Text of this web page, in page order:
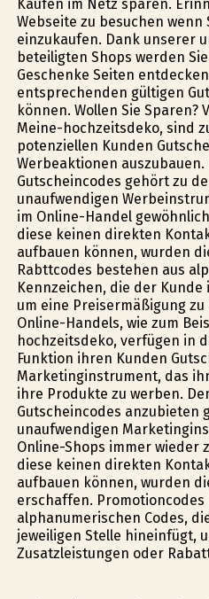
Kaufen im Netz sparen.
Webseite zu besuchen
einzukaufen. Dank unserer
beteiligten Shops werden
Geschenke Seiten
entsprechenden gültigen
können. Wollen Sie Sparen?
Meine-hochzeitsdeko, sind
potenziellen Kunden
Werbeaktionen auszubauen.
Gutscheincodes gehört zu
unaufwendigen
im Online-Handel
diese keinen direkten
aufbauen können, wurden
Rabttcodes bestehen aus
Kennzeichen, die der Kunde
um eine Preisermäßigung zu
Online-Handels, wie zum
hochzeitsdeko, verfügen in
Funktion ihren Kunden
Marketinginstrument, das
ihre Produkte zu werben.
Gutscheincodes anzubieten
unaufwendigen
Online-Shops immer wieder
diese keinen direkten
aufbauen können, wurden
erschaffen.
alphanumerischen Codes,
jeweiligen Stelle hineinfügt,
Zusatzleistungen oder